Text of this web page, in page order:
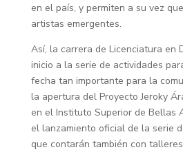
en el país, y permiten a su vez
artistas emergentes.
Así, la carrera de Licenciatura en
inicio a la serie de actividades
fecha tan importante para la
la apertura del Proyecto Jeroky
en el Instituto Superior de Bellas
el lanzamiento oficial de la serie
que contarán también con